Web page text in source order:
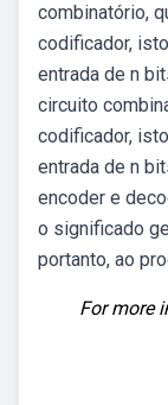
combinatório,
codificador,
entrada de n
circuito
codificador,
entrada de n
encoder e
o significado
portanto, ao
For more